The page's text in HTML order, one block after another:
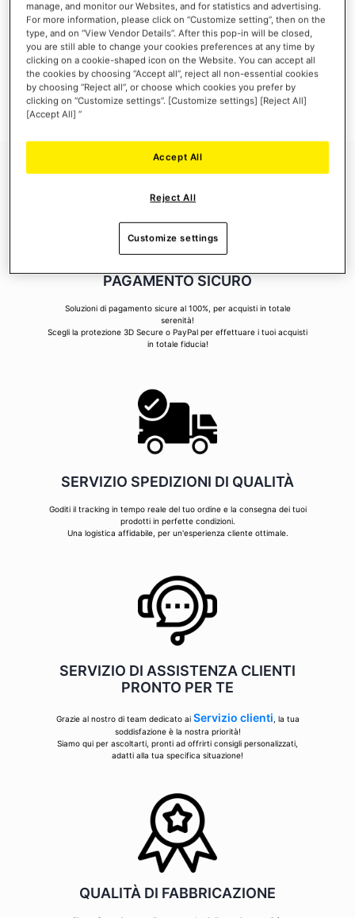
NUOVI CLIENTI
La creazione di un account ha molti vantaggi: check-out veloce, salvare più di un
indirizzo, tenere traccia degli ordini e altro ancora.
CREA UN ACCOUNT
PAGAMENTO SICURO
Soluzioni di pagamento sicure al 100%, per acquisti in totale
serenità!
Scegli la protezione 3D Secure o PayPal per effettuare i tuoi acquisti
in totale fiducia!
SERVIZIO SPEDIZIONI DI QUALITÀ
Goditi il tracking in tempo reale del tuo ordine e la consegna dei tuoi
prodotti in perfette condizioni.
Una logistica affidabile, per un'esperienza cliente ottimale.
SERVIZIO DI ASSISTENZA CLIENTI
PRONTO PER TE
Grazie al nostro di team dedicato ai Servizio clienti , la tua
soddisfazione è la nostra priorità!
Siamo qui per ascoltarti, pronti ad offrirti consigli personalizzati,
adatti alla tua specifica situazione!
QUALITÀ DI FABBRICAZIONE
manage, and monitor our Websites, and for statistics and advertising.
For more information, please click on “Customize setting”, then on the
type, and on “View Vendor Details”. After this pop-in will be closed,
you are still able to change your cookies preferences at any time by
clicking on a cookie-shaped icon on the Website. You can accept all
the cookies by choosing “Accept all”, reject all non-essential cookies
by choosing “Reject all”, or choose which cookies you prefer by
clicking on “Customize settings”. [Customize settings] [Reject All]
[Accept All] ”
Reject All
Accept All
Customize settings